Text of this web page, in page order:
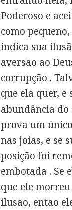
Poderoso e
como
indica sua
aversão ao
corrupção .
que ela quer,
abundância do
prova um
nas joias, e se
posição foi
embotada . Se
que ele
ilusão, então